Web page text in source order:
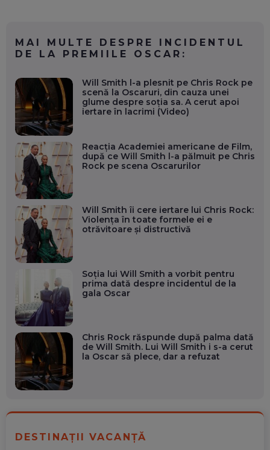
MAI MULTE DESPRE INCIDENTUL
DE LA PREMIILE OSCAR:
Will Smith l-a plesnit pe Chris Rock pe
scenă la Oscaruri, din cauza unei
glume despre soţia sa. A cerut apoi
iertare în lacrimi (Video)
Reacţia Academiei americane de Film,
după ce Will Smith l-a pălmuit pe Chris
Rock pe scena Oscarurilor
Will Smith îi cere iertare lui Chris Rock:
Violenţa în toate formele ei e
otrăvitoare şi distructivă
Soţia lui Will Smith a vorbit pentru
prima dată despre incidentul de la
gala Oscar
Chris Rock răspunde după palma dată
de Will Smith. Lui Will Smith i s-a cerut
la Oscar să plece, dar a refuzat
DESTINAȚII VACANȚĂ